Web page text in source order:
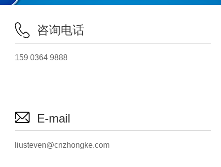
咨询电话
159 0364 9888
E-mail
liusteven@cnzhongke.com